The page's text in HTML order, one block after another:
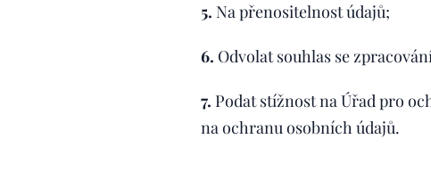
5. Na přenositelnost údajů;
6. Odvolat souhlas se
7. Podat stížnost na Úřad pro
na ochranu osobních údajů.